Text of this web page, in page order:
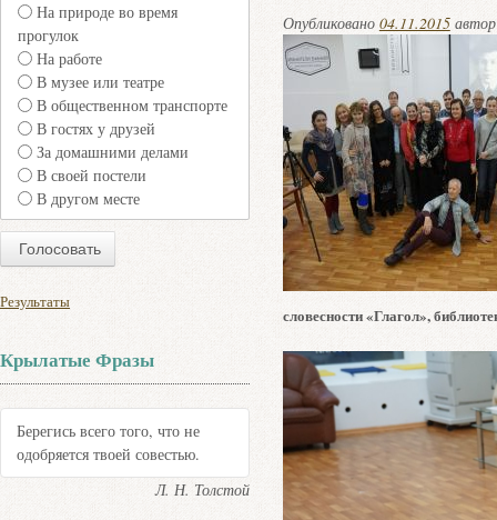
Опубликовано 04.11.2015
словесности «Глагол»,
На природе во время
прогулок
На работе
В музее или театре
В общественном транспорте
В гостях у друзей
За домашними делами
В своей постели
В другом месте
Результаты
Крылатые Фразы
Берегись всего того, что не
одобряется твоей совестью.
Л. Н. Толстой